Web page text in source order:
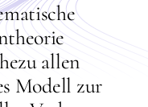
allen
Modell zur